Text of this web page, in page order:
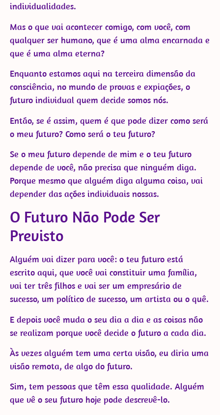
individualidades.
Mas o que vai acontecer comigo, com você, com
qualquer ser humano, que é uma alma encarnada e
que é uma alma eterna?
Enquanto estamos aqui na terceira dimensão da
consciência, no mundo de provas e expiações, o
futuro individual quem decide somos nós.
Então, se é assim, quem é que pode dizer como será
o meu futuro? Como será o teu futuro?
Se o meu futuro depende de mim e o teu futuro
depende de você, não precisa que ninguém diga.
Porque mesmo que alguém diga alguma coisa, vai
depender das ações individuais nossas.
O Futuro Não Pode Ser
Previsto
Alguém vai dizer para você: o teu futuro está
escrito aqui, que você vai constituir uma família,
vai ter três filhos e vai ser um empresário de
sucesso, um político de sucesso, um artista ou o quê.
E depois você muda o seu dia a dia e as coisas não
se realizam porque você decide o futuro a cada dia.
Às vezes alguém tem uma certa visão, eu diria uma
visão remota, de algo do futuro.
Sim, tem pessoas que têm essa qualidade. Alguém
que vê o seu futuro hoje pode descrevê-lo.